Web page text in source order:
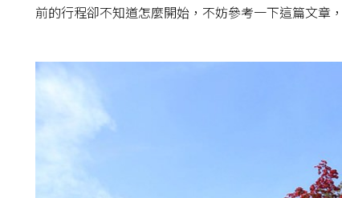
前的行程卻不知道怎麼開始，不妨參考一下這篇文章